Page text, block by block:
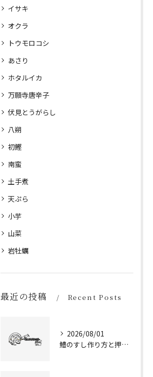
イサキ
オクラ
トウモロコシ
あさり
ホタルイカ
万願寺唐辛子
伏見とうがらし
八朔
初鰹
南蛮
土手煮
天ぷら
小芋
山菜
岩牡蠣
最近の投稿 Recent Posts
2026/08/01
鱧のすし作り方と押し寿司で家庭でも京都風の上品な味に仕上げるコツ